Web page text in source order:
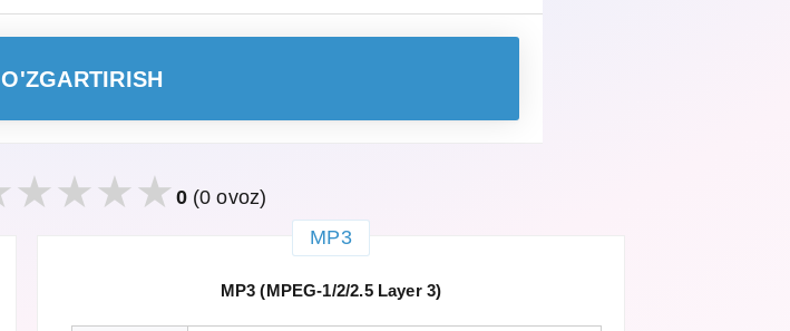
O'ZGARTIRISH
0(0 ovoz)
MP3
MP3 (MPEG-1/2/2.5 Layer 3)